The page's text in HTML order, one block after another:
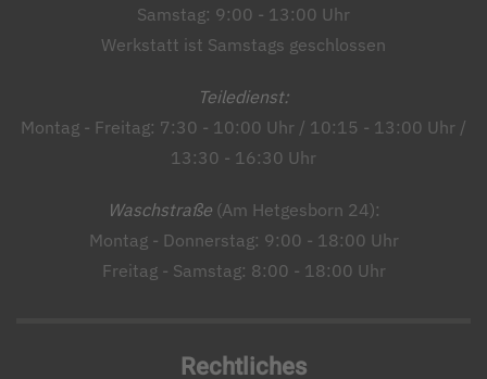
Samstag: 9:00 - 13:00 Uhr
Werkstatt ist Samstags geschlossen
Teiledienst:
Montag - Freitag: 7:30 - 10:00 Uhr / 10:15 - 13:00 Uhr /
13:30 - 16:30 Uhr
Waschstraße(Am Hetgesborn 24):
Montag - Donnerstag: 9:00 - 18:00 Uhr
Freitag - Samstag: 8:00 - 18:00 Uhr
Rechtliches